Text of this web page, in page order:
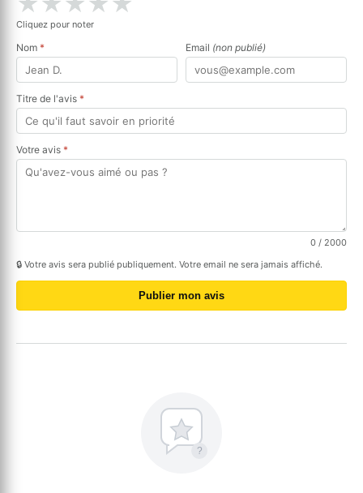
Cliquez pour noter
Nom * Email (non publié)
Titre de l'avis *
Votre avis *
0 / 2000
🔒 Votre avis sera publié publiquement. Votre email ne sera jamais affiché.
Publier mon avis
?